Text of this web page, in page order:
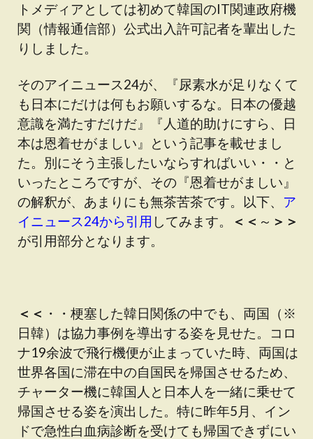
トメディアとしては初めて韓国のIT関連政府機
関（情報通信部）公式出入許可記者を輩出した
りしました。
そのアイニュース24が、『尿素水が足りなくて
も日本にだけは何もお願いするな。日本の優越
意識を満たすだけだ』『人道的助けにすら、日
本は恩着せがましい』という記事を載せまし
た。別にそう主張したいならすればいい・・と
いったところですが、その『恩着せがましい』
の解釈が、あまりにも無茶苦茶です。以下、 ア
イニュース24から引用 してみます。 ＜＜ ～ ＞＞
が引用部分となります。
＜＜ ・・梗塞した韓日関係の中でも、両国（※
日韓）は協力事例を導出する姿を見せた。コロ
ナ19余波で飛行機便が止まっていた時、両国は
世界各国に滞在中の自国民を帰国させるため、
チャーター機に韓国人と日本人を一緒に乗せて
帰国させる姿を演出した。特に昨年5月、イン
ドで急性白血病診断を受けても帰国できずにい